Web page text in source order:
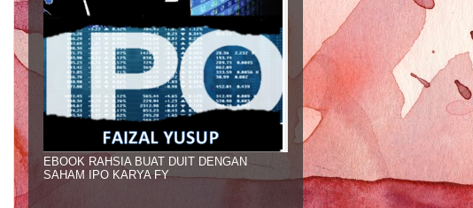
EBOOK RAHSIA BUAT DUIT DENGAN
SAHAM IPO KARYA FY